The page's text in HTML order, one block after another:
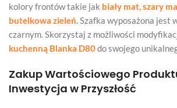
kolory frontów takie jak biały mat, szary
butelkowa zieleń. Szafka wyposażona jest
czarnym. Skorzystaj z możliwości
kuchenną Blanka D80do swojego
Zakup Wartościowego
Inwestycja w Przyszłość